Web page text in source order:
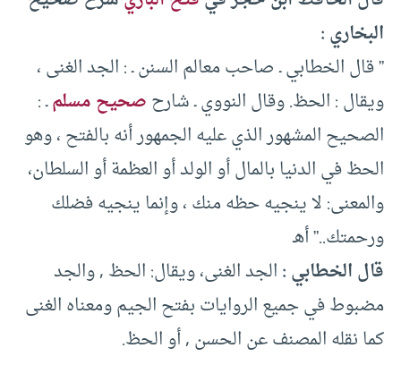
البخاري :
” قال الخطابي ـ صاحب معالم السنن ـ : الجد الغنى ،
ويقال : الحظ. وقال النووي ـ شارحصحيح مسلمـ :
الصحيح المشهور الذي عليه الجمهور أنه بالفتح ، وهو
الحظ في الدنيا بالمال أو الولد أو العظمة أو السلطان،
والمعنى: لا ينجيه حظه منك ، وإنما ينجيه فضلك
ورحمتك..” أهـ
‏قال الخطابي :الجد الغنى، ويقال: الحظ , والجد
مضبوط في جميع الروايات بفتح الجيم ومعناه الغنى
كما نقله المصنف عن الحسن , أو الحظ.